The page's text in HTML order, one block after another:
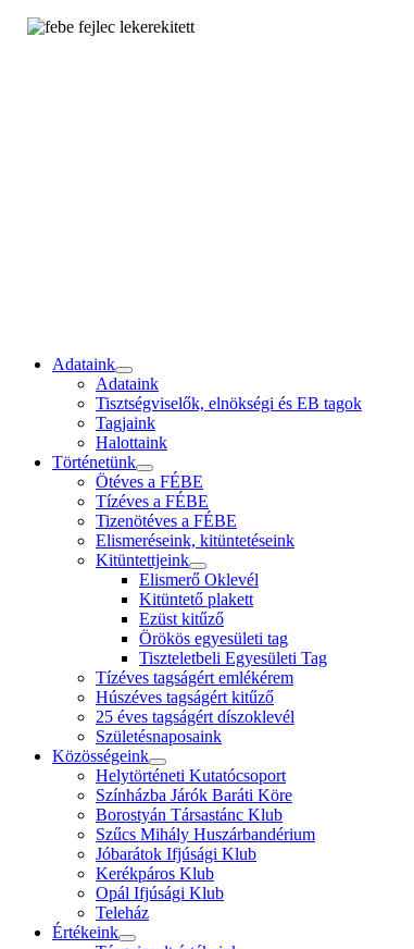
Adataink
Adataink
Tisztségviselők, elnökségi és EB tagok
Tagjaink
Halottaink
Történetünk
Ötéves a FÉBE
Tízéves a FÉBE
Tizenötéves a FÉBE
Elismeréseink, kitüntetéseink
Kitüntettjeink
Elismerő Oklevél
Kitüntető plakett
Ezüst kitűző
Örökös egyesületi tag
Tiszteletbeli Egyesületi Tag
Tízéves tagságért emlékérem
Húszéves tagságért kitűző
25 éves tagságért díszoklevél
Születésnaposaink
Közösségeink
Helytörténeti Kutatócsoport
Színházba Járók Baráti Köre
Borostyán Társastánc Klub
Szűcs Mihály Huszárbandérium
Jóbarátok Ifjúsági Klub
Kerékpáros Klub
Opál Ifjúsági Klub
Teleház
Értékeink